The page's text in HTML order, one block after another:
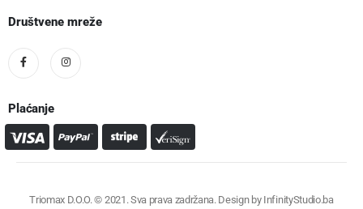
Društvene mreže
Plaćanje
Triomax D.O.O. © 2021. Sva prava zadržana. Design by InfinityStudio.ba